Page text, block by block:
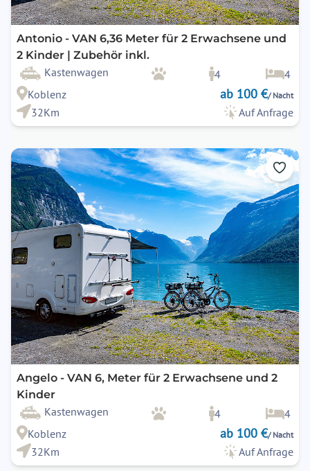
Antonio - VAN 6,36 Meter für 2 Erwachsene und
2 Kinder | Zubehör inkl.
Kastenwagen 4
4
Koblenz
ab 100 €/ Nacht
32Km Auf Anfrage
Angelo - VAN 6, Meter für 2 Erwachsene und 2
Kinder
Kastenwagen 4
4
Koblenz
ab 100 €/ Nacht
32Km Auf Anfrage